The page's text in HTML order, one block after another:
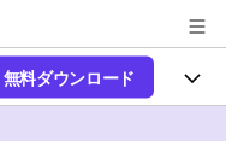
無料ダウンロード